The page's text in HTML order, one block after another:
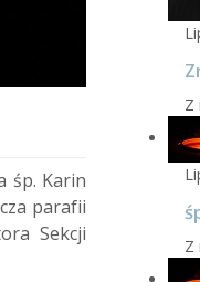
śp. Karin
parafii
Sekcji
Z
Z